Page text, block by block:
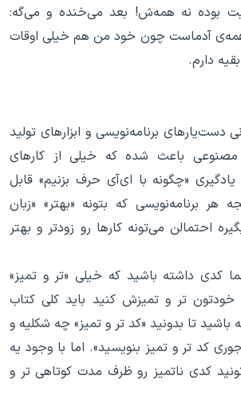
بوده نه همه‌ش! بعد می‌خنده و می‌گه:
همه‌ی آدماست چون خود من هم خیلی اوقات
دارم.
دست‌یارهای برنامه‌نویسی و ابزارهای تولید
باعث شده که خیلی از کارهای
یادگیری «چگونه با ای‌آی حرف بزنیم» قابل
هر برنامه‌نویسی که بتونه «بهتر» «زبان
احتمالن می‌تونه کارها رو زودتر و بهتر
کدی داشته باشید که خیلی «تر و تمیز»
خودتون تر و تمیزش کنید باید کلی کتاب
باشید تا بدونید «کد تر و تمیز» چه شکلیه و
کد تر و تمیز بنویسید». اما با وجود یه
کدی ناتمیز رو ظرف مدت کوتاهی تر و